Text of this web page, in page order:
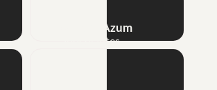
Biomax® Azum
Inoculantes